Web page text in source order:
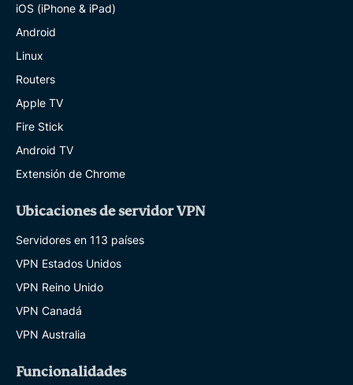
iOS (iPhone & iPad)
Android
Linux
Routers
Apple TV
Fire Stick
Android TV
Extensión de Chrome
Ubicaciones de servidor VPN
Servidores en 113 países
VPN Estados Unidos
VPN Reino Unido
VPN Canadá
VPN Australia
Funcionalidades